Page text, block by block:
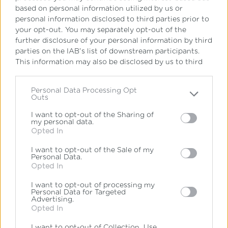
based on personal information utilized by us or
personal information disclosed to third parties prior to
your opt-out. You may separately opt-out of the
further disclosure of your personal information by third
parties on the IAB’s list of downstream participants.
This information may also be disclosed by us to third
Please note that this website/app uses one or more
Google services and may gather and store information
including but not limited to your visit or usage
behaviour. You may click to grant or deny consent to
below specified purposes in below Google consent
section.
Personal Data Processing Opt
Outs
I want to opt-out of the Sharing of
my personal data.
Opted In
I want to opt-out of the Sale of my
Personal Data.
Opted In
I want to opt-out of processing my
Personal Data for Targeted
Advertising.
Opted In
Μεταπτυχιακά Νομικής στο
εξωτερικό και διεθνής
καριέρα
Εάν θέλεις να συνεχίσεις τις
σπουδές σου εκτός Ελλάδας,
ταμεταπτυχιακά προγράμματα
νομικής
μια εξαιρετική εναλλακτική λύση.
Το να παρακολουθήσεις ένα